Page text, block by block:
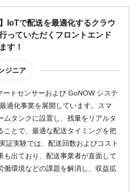
し 検索
IoTで配送を最適化するクラウ
っていただくフロントエンド
す！
ジニア
ートセンサーおよび GoNOW システ
適化事業を展開しています。スマ
ムタンクに設置し、残量をリアルタ
ことで、最適な配送タイミングを把
証実験では、配送回数およびコスト
も出ており、配送事業者が直面して
働環境などの課題を解消し、収益拡